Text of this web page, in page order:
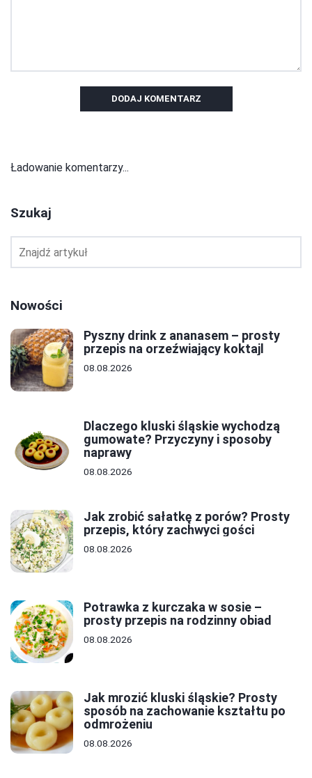
DODAJ KOMENTARZ
Ładowanie komentarzy...
Szukaj
Nowości
Pyszny drink z ananasem – prosty
przepis na orzeźwiający koktajl
08.08.2026
Dlaczego kluski śląskie wychodzą
gumowate? Przyczyny i sposoby
naprawy
08.08.2026
Jak zrobić sałatkę z porów? Prosty
przepis, który zachwyci gości
08.08.2026
Potrawka z kurczaka w sosie –
prosty przepis na rodzinny obiad
08.08.2026
Jak mrozić kluski śląskie? Prosty
sposób na zachowanie kształtu po
odmrożeniu
08.08.2026